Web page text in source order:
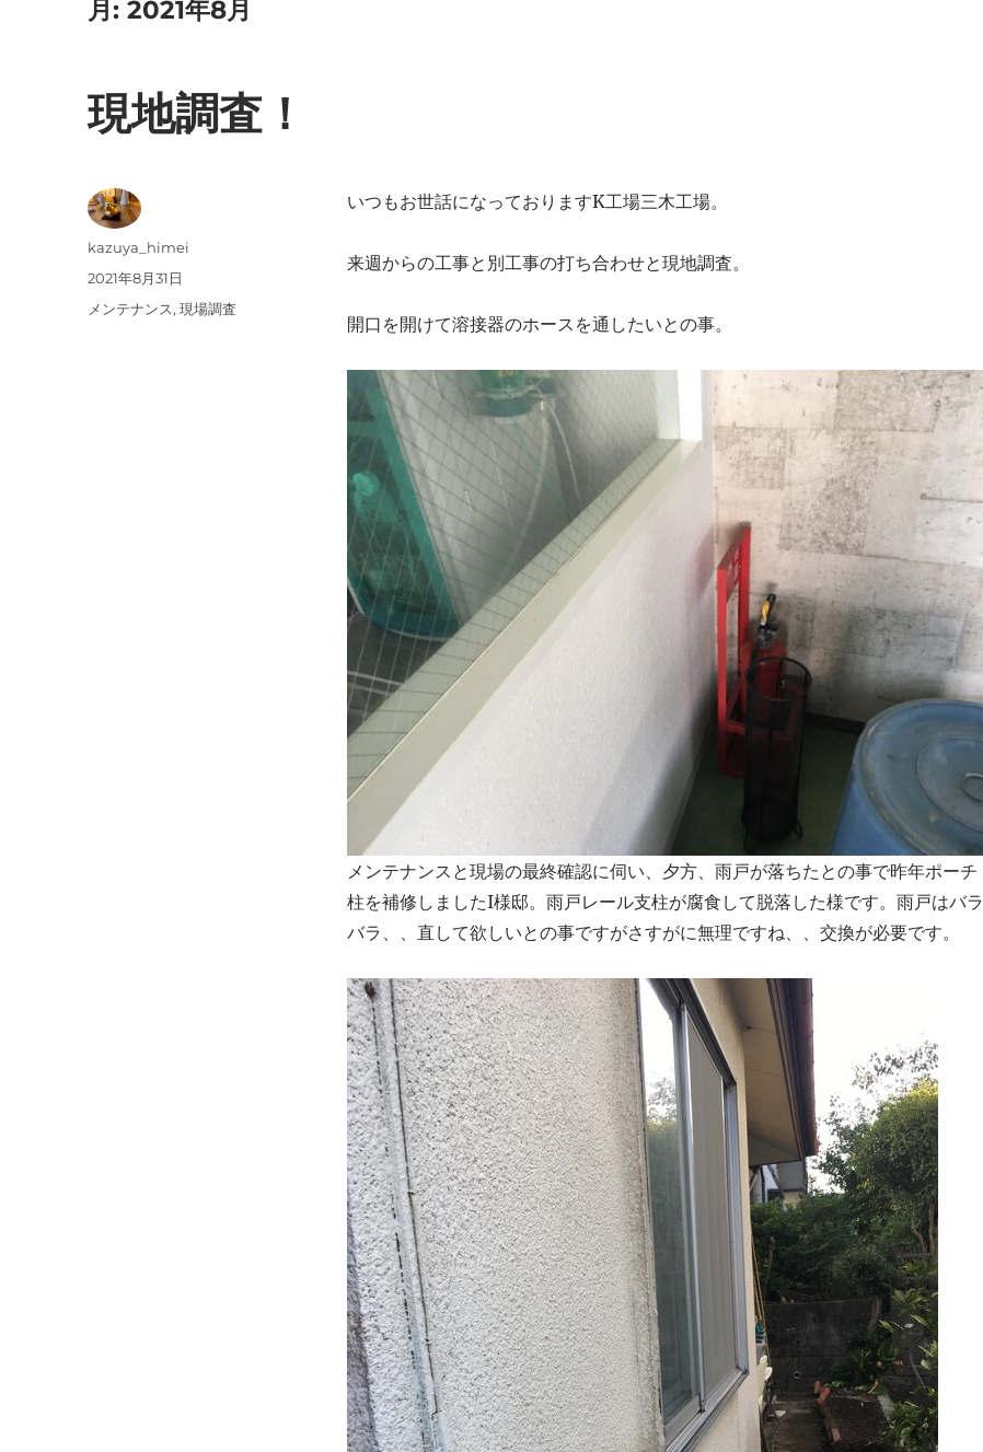
月:2021年8月
現地調査！
いつもお世話になっておりますK工場三木工場。
来週からの工事と別工事の打ち合わせと現地調査。
開口を開けて溶接器のホースを通したいとの事。
メンテナンスと現場の最終確認に伺い、夕方、雨戸が落ちたとの事で昨年ポーチ
柱を補修しましたI様邸。雨戸レール支柱が腐食して脱落した様です。雨戸はバラ
バラ、、直して欲しいとの事ですがさすがに無理ですね、、交換が必要です。
投
稿
kazuya_himei
投
2021年8月31日
カ
メンテナンス,現場調査